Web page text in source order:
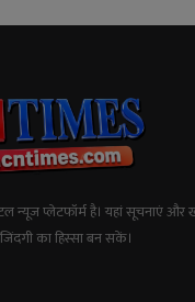
न्यूज प्लेटफॉर्म है। यहां सूचनाएं और
का हिस्सा बन सकें।